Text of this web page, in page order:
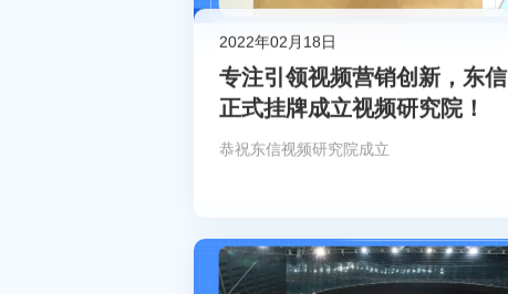
2022年02月18日
专注引领视频营销创新，东信
正式挂牌成立视频研究院！
恭祝东信视频研究院成立